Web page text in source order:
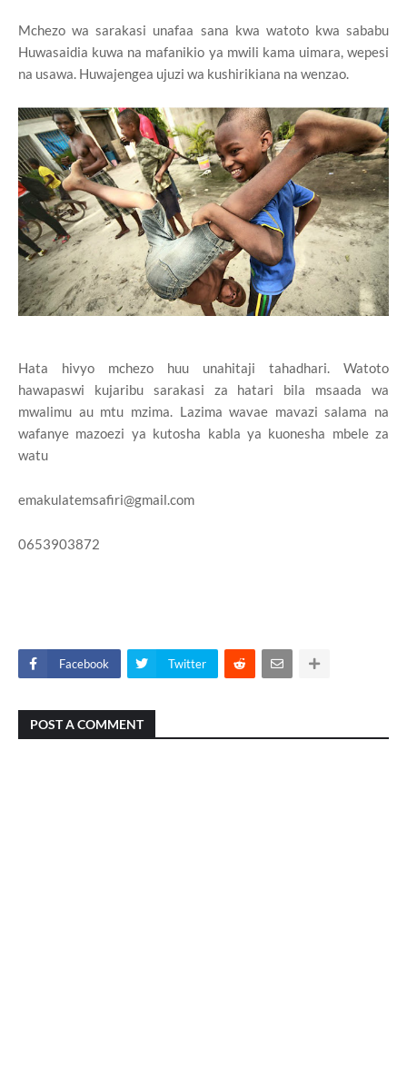
Mchezo wa sarakasi unafaa sana kwa watoto kwa sababu
Huwasaidia kuwa na mafanikio ya mwili kama uimara, wepesi
na usawa. Huwajengea ujuzi wa kushirikiana na wenzao.
Hata hivyo mchezo huu unahitaji tahadhari. Watoto
hawapaswi kujaribu sarakasi za hatari bila msaada wa
mwalimu au mtu mzima. Lazima wavae mavazi salama na
wafanye mazoezi ya kutosha kabla ya kuonesha mbele za
watu
emakulatemsafiri@gmail.com
0653903872
Facebook Twitter
POST A COMMENT